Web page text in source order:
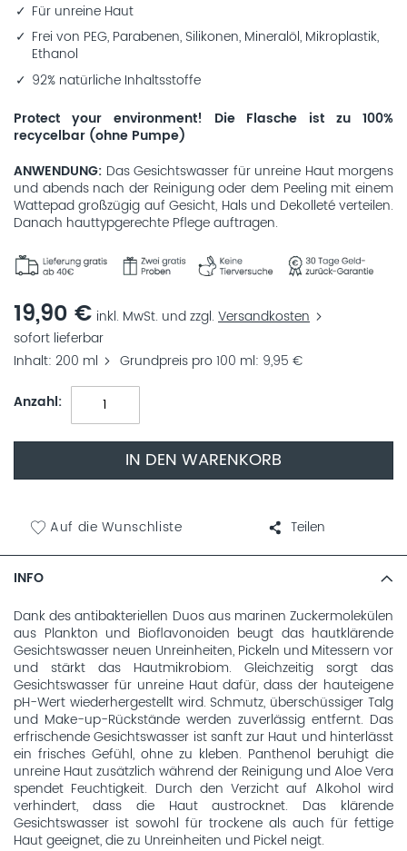
Für unreine Haut
Frei von PEG, Parabenen, Silikonen, Mineralöl, Mikroplastik,
Ethanol
92% natürliche Inhaltsstoffe
Protect your environment! Die Flasche ist zu 100%
recycelbar (ohne Pumpe)
ANWENDUNG Das Gesichtswasser für unreine Haut morgens
und abends nach der Reinigung oder dem Peeling mit einem
Wattepad großzügig auf Gesicht, Hals und Dekolleté verteilen.
Danach hauttypgerechte Pflege auftragen.
19,90 € inkl. MwSt. und zzgl. Versandkosten
sofort lieferbar
Inhalt 200 ml Grundpreis pro 100 ml 9,95 €
Anzahl
IN DEN WARENKORB
Auf die Wunschliste Teilen
INFO
Dank des antibakteriellen Duos aus marinen Zuckermolekülen
aus Plankton und Bioflavonoiden beugt das hautklärende
Gesichtswasser neuen Unreinheiten, Pickeln und Mitessern vor
und stärkt das Hautmikrobiom. Gleichzeitig sorgt das
Gesichtswasser für unreine Haut dafür, dass der hauteigene
pH-Wert wiederhergestellt wird. Schmutz, überschüssiger Talg
und Make-up-Rückstände werden zuverlässig entfernt. Das
erfrischende Gesichtswasser ist sanft zur Haut und hinterlässt
ein frisches Gefühl, ohne zu kleben. Panthenol beruhigt die
unreine Haut zusätzlich während der Reinigung und Aloe Vera
spendet Feuchtigkeit. Durch den Verzicht auf Alkohol wird
verhindert, dass die Haut austrocknet. Das klärende
Gesichtswasser ist sowohl für trockene als auch für fettige
Haut geeignet, die zu Unreinheiten und Pickel neigt.